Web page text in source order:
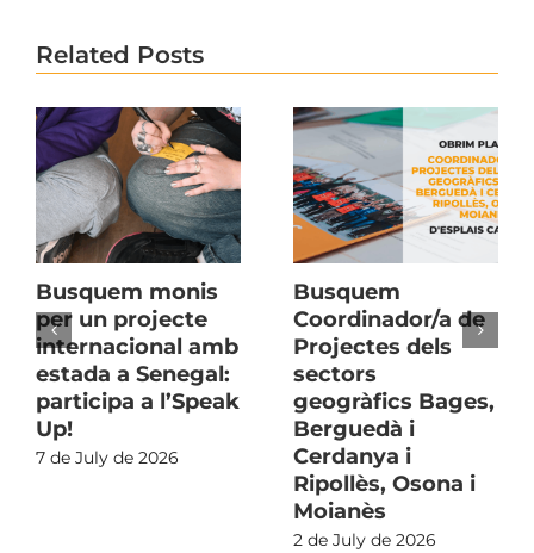
Related Posts
Busquem monis
per un projecte
internacional amb
estada a Senegal:
participa a l’Speak
Up!
7 de July de 2026
Busquem
Coordinador/a de
Projectes dels
sectors
geogràfics Bages,
Berguedà i
Cerdanya i
Ripollès, Osona i
Moianès
2 de July de 2026